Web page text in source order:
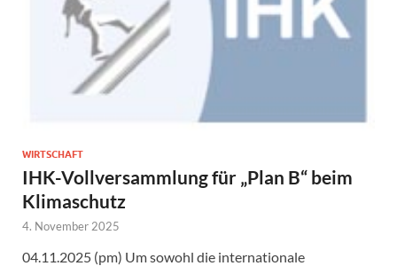
WIRTSCHAFT
IHK-Vollversammlung für „Plan B“ beim
Klimaschutz
4. November 2025
04.11.2025 (pm) Um sowohl die internationale